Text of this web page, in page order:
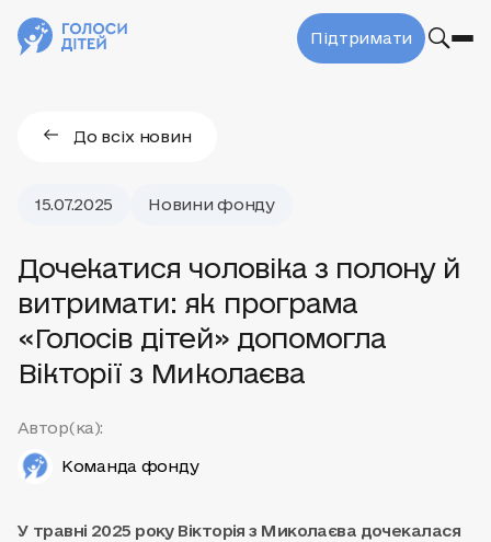
Підтримати
До всіх новин
15.07.2025 Новини фонду
Дочекатися чоловіка з полону й
витримати: як програма
«Голосів дітей» допомогла
Вікторії з Миколаєва
Автор(ка):
Команда фонду
У травні 2025 року Вікторія з Миколаєва дочекалася